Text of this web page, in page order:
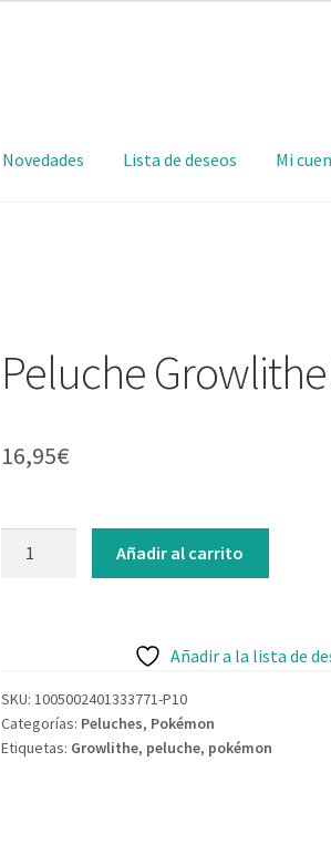
Novedades Lista de deseos Mi
Peluche
16,95€
Añadir al carrito
Añadir a la lista de
SKU: 1005002401333771-P10
Categorías: Peluches, Pokémon
Etiquetas: Growlithe, peluche, pokémon